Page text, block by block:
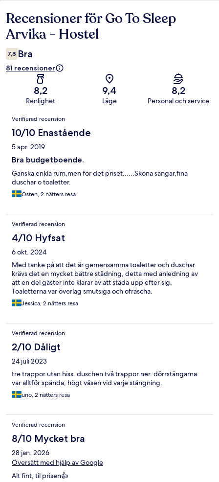
Recensioner
Recensioner för Go To Sleep
Arvika - Hostel
7,8 Bra
81 recensioner
8,2
Renlighet
9,4
Läge
8,2
Personal och service
Recensioner
Verifierad recension
10/10 Enastående
5 apr. 2019
Bra budgetboende.
Ganska enkla rum,men för det priset......Sköna sängar,fina
duschar o toaletter.
Östen, 2 nätters resa
Verifierad recension
4/10 Hyfsat
6 okt. 2024
Med tanke på att det är gemensamma toaletter och duschar
krävs det en mycket bättre städning, detta med anledning av
att en del gäster inte klarar av att städa upp efter sig.
Toaletterna var överlag smutsiga och ofräscha.
Jessica, 2 nätters resa
Verifierad recension
2/10 Dåligt
24 juli 2023
tre trappor utan hiss. duschen två trappor ner. dörrstängarna
var alltför spända, högt väsen vid varje stängning.
uno, 2 nätters resa
Verifierad recension
8/10 Mycket bra
28 jan. 2026
Översätt med hjälp av Google
Alt fint, til prisen👍